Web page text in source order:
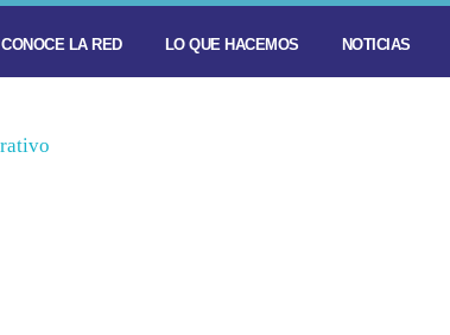
CONOCE LA RED LO QUE HACEMOS NOTICIAS